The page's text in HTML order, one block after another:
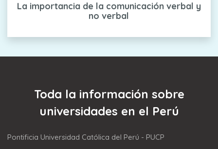
La importancia de la comunicación verbal y
no verbal
Toda la información sobre
universidades en el Perú
Pontificia Universidad Católica del Perú - PUCP